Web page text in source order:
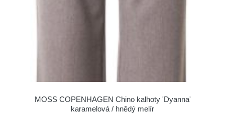
MOSS COPENHAGEN Chino kalhoty 'Dyanna'
karamelová / hnědý melír